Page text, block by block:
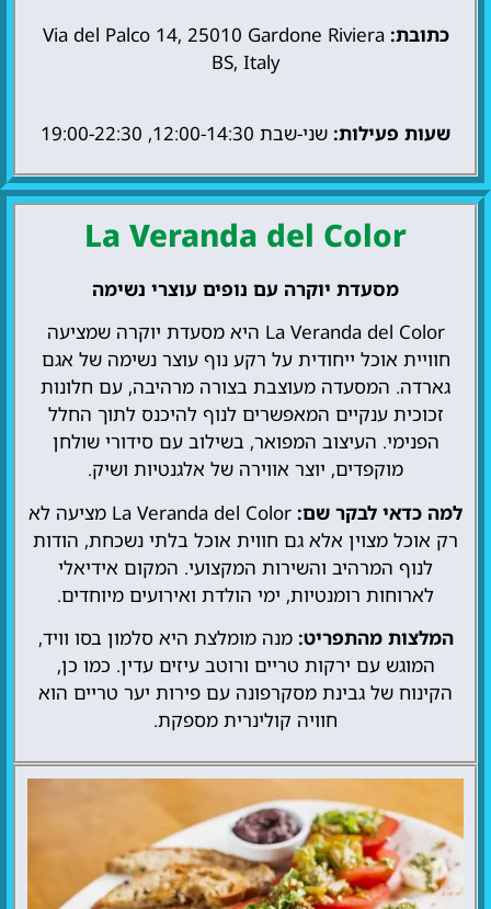
כתובת: Via del Palco 14, 25010 Gardone Riviera
BS, Italy
שעות פעילות: שני-שבת 12:00-14:30, 19:00-22:30
La Veranda del Color
מסעדת יוקרה עם נופים עוצרי נשימה
La Veranda del Color היא מסעדת יוקרה שמציעה
חוויית אוכל ייחודית על רקע נוף עוצר נשימה של אגם
גארדה. המסעדה מעוצבת בצורה מרהיבה, עם חלונות
זכוכית ענקיים המאפשרים לנוף להיכנס לתוך החלל
הפנימי. העיצוב המפואר, בשילוב עם סידורי שולחן
מוקפדים, יוצר אווירה של אלגנטיות ושיק.
למה כדאי לבקר שם:
La Veranda del Color מציעה לא
רק אוכל מצוין אלא גם חווית אוכל בלתי נשכחת, הודות
לנוף המרהיב והשירות המקצועי. המקום אידיאלי
לארוחות רומנטיות, ימי הולדת ואירועים מיוחדים.
המלצות מהתפריט: מנה מומלצת היא סלמון בסו וויד,
המוגש עם ירקות טריים ורוטב עיזים עדין. כמו כן,
הקינוח של גבינת מסקרפונה עם פירות יער טריים הוא
חוויה קולינרית מספקת.